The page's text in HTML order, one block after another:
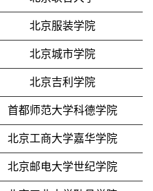
北京服装学院
北京城市学院
北京吉利学院
首都师范大学科德学院
北京工商大学嘉华学院
北京邮电大学世纪学院